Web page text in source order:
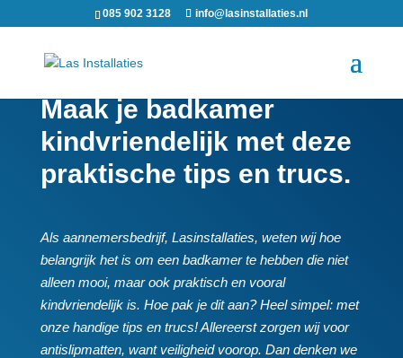
085 902 3128 info@lasinstallaties.nl
Maak je badkamer
kindvriendelijk met deze
praktische tips en trucs.​
Als aannemersbedrijf, Lasinstallaties, weten wij hoe
belangrijk het is om een badkamer te hebben die niet
alleen mooi, maar ook praktisch en vooral
kindvriendelijk is.​ Hoe pak je dit aan? Heel simpel: met
onze handige tips en trucs! Allereerst zorgen wij voor
antislipmatten, want veiligheid voorop.​ Dan denken we